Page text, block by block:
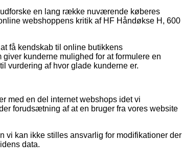
en lang række nuværende køberes
webshoppens kritik af HF Håndøkse H, 600
få kendskab til online butikkens
kunderne mulighed for at formulere en
vurdering af hvor glade kunderne er.
med en del internet webshops idet vi
forudsætning af at en bruger fra vores website
vi kan ikke stilles ansvarlig for modifikationer der
data.